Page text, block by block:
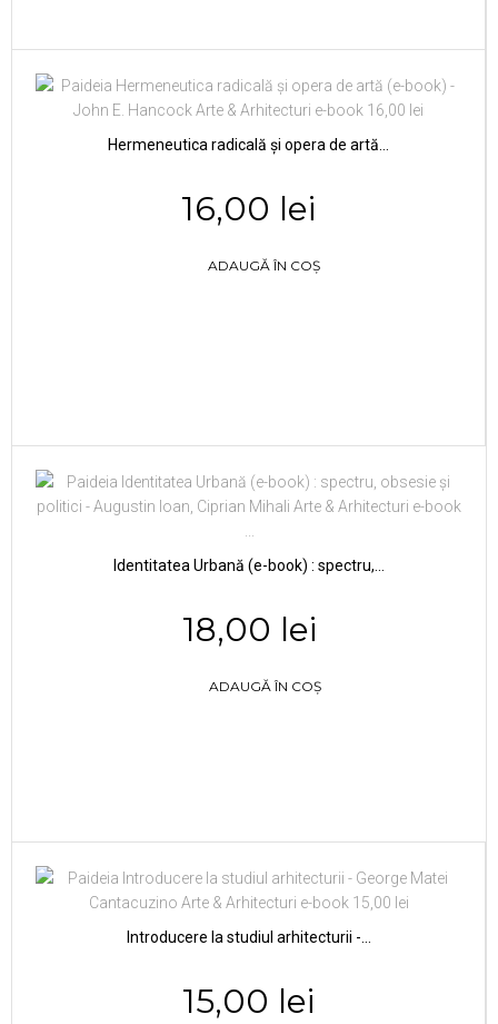
Hermeneutica radicală şi opera de artă...
16,00 lei
ADAUGĂ ÎN COȘ
Identitatea Urbană (e-book) : spectru,...
18,00 lei
ADAUGĂ ÎN COȘ
Introducere la studiul arhitecturii -...
15,00 lei